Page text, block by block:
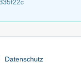
Datenschutz